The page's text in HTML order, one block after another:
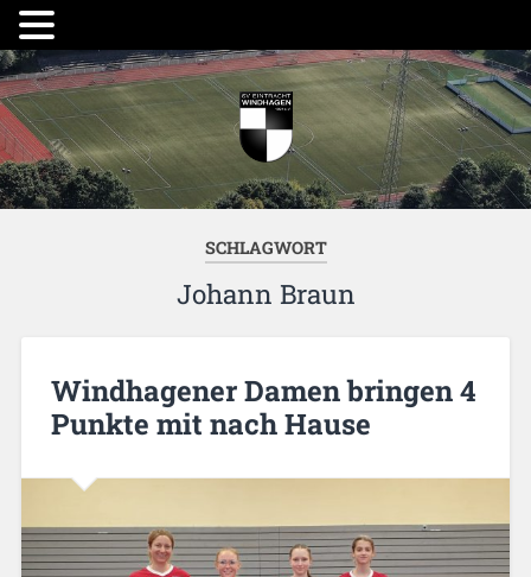
SCHLAGWORT
Johann Braun
Windhagener Damen bringen 4
Punkte mit nach Hause